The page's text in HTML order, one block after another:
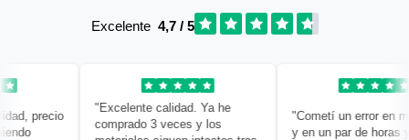
Excelente 4,7 / 5
precio
"Excelente calidad. Ya he
comprado 3 veces y los
"Cometí un error en mi
y en un par de horas ya